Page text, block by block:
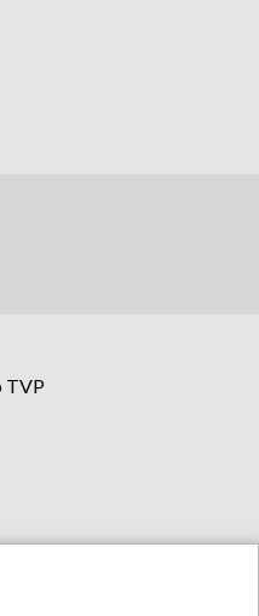
TVP